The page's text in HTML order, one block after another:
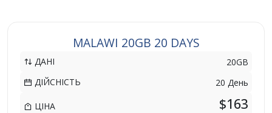
MALAWI 20GB 20 DAYS
ДАНІ
20GB
ДІЙСНІСТЬ
20 День
ЦІНА $163